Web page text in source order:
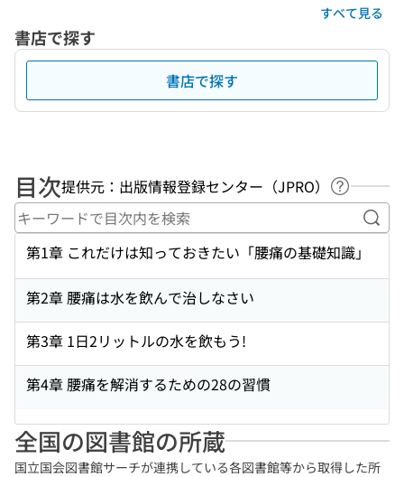
すべて見る
書店で探す
書店で探す
目次提供元：出版情報登録センター（JPRO）
ヘルプペ
キ
第1章 これだけは知っておきたい「腰痛の基礎知識」
第2章 腰痛は水を飲んで治しなさい
第3章 1日2リットルの水を飲もう!
第4章 腰痛を解消するための28の習慣
全国の図書館の所蔵
国立国会図書館サーチが連携している各図書館等から取得した所